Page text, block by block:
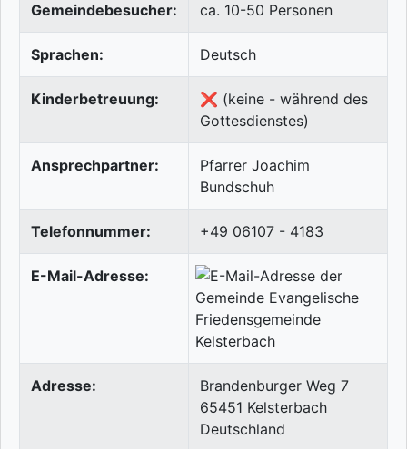
Gemeindebesucher: ca. 10-50 Personen
Sprachen: Deutsch
Kinderbetreuung:
❌ (keine - während des
Gottesdienstes)
Ansprechpartner:
Pfarrer Joachim
Bundschuh
Telefonnummer: +49 06107 - 4183
E-Mail-Adresse:
Adresse:
Brandenburger Weg 7
65451 Kelsterbach
Deutschland